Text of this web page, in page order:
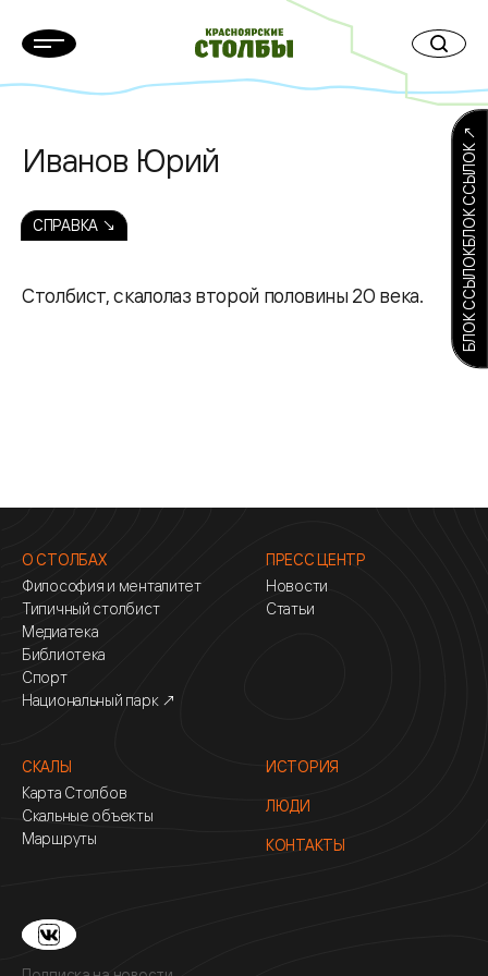
Иванов Юрий
СПРАВКА ↘
Столбист, скалолаз второй половины 20 века. БЛОК ССЫЛОКБЛОК ССЫЛОК ↗
О СТОЛБАХ
Философия и менталитет
Типичный столбист
Медиатека
Библиотека
Спорт
Национальный парк ↗
ПРЕСС ЦЕНТР
Новости
Статьи
СКАЛЫ
Карта Столбов
Скальные объекты
Маршруты
ИСТОРИЯ
ЛЮДИ
КОНТАКТЫ